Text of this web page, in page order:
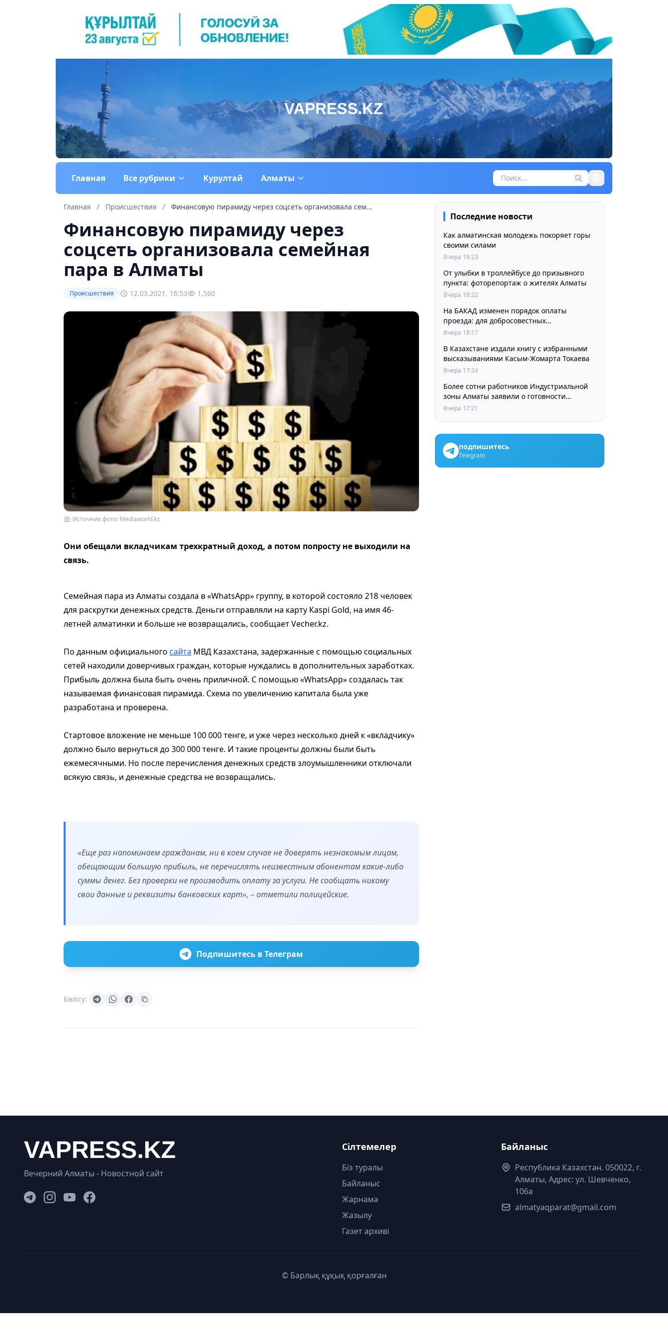
Главная Все рубрики Курултай Алматы
Главная / Происшествия / Финансовую пирамиду через соцсеть организовала сем...
Финансовую пирамиду через
соцсеть организовала семейная
пара в Алматы
Происшествия 12.03.2021, 16:53 1,560
Источник фото: Mediaworld.kz
Они обещали вкладчикам трехкратный доход, а потом попросту не выходили на
связь.
Семейная пара из Алматы создала в «WhatsApp» группу, в которой состояло 218 человек
для раскрутки денежных средств. Деньги отправляли на карту Кaspi Gold, на имя 46-
летней алматинки и больше не возвращались, сообщает Vecher.kz.
По данным официального сайта МВД Казахстана, задержанные с помощью социальных
сетей находили доверчивых граждан, которые нуждались в дополнительных заработках.
Прибыль должна была быть очень приличной. С помощью «WhatsApp» создалась так
называемая финансовая пирамида. Схема по увеличению капитала была уже
разработана и проверена.
Стартовое вложение не меньше 100 000 тенге, и уже через несколько дней к «вкладчику»
должно было вернуться до 300 000 тенге. И такие проценты должны были быть
ежемесячными. Но после перечисления денежных средств злоумышленники отключали
всякую связь, и денежные средства не возвращались.
«Еще раз напоминаем гражданам, ни в коем случае не доверять незнакомым лицам,
обещающим большую прибыль, не перечислять неизвестным абонентам какие-либо
суммы денег. Без проверки не производить оплату за услуги. Не сообщать никому
свои данные и реквизиты банковских карт», – отметили полицейские.
Подпишитесь в Телеграм
Бөлісу:
Последние новости
Как алматинская молодежь покоряет горы
своими силами
Вчера 18:23
От улыбки в троллейбусе до призывного
пункта: фоторепортаж о жителях Алматы
Вчера 18:22
На БАКАД изменен порядок оплаты
проезда: для добросовестных
пользователей стоимость остается
Вчера 18:17
В Казахстане издали книгу с избранными
высказываниями Касым-Жомарта Токаева
Вчера 17:24
Более сотни работников Индустриальной
зоны Алматы заявили о готовности
принять участие в выборах членов
Вчера 17:21
подпишитесь
Telegram
Вечерний Алматы - Новостной сайт
Сілтемелер
Біз туралы
Байланыс
Жарнама
Жазылу
Газет архиві
Байланыс
Республика Казахстан. 050022, г.
Алматы, Адрес: ул. Шевченко,
106а
almatyaqparat@gmail.com
© Барлық құқық қорғалған